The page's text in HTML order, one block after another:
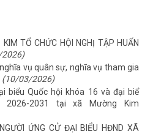
TỔ CHỨC HỘI NGHỊ TẬP HUẤN
vụ quân sự, nghĩa vụ tham gia
(10/03/2026)
biểu Quốc hội khóa 16 và đại biể
2026-2031 tại xã Mường Kim
ỨNG CỬ ĐẠI BIỂU HĐND XÃ